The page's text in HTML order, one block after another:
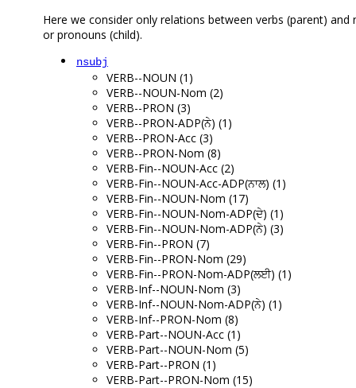
Here we consider only relations between verbs (parent) and
or pronouns (child).
nsubj
VERB--NOUN (1)
VERB--NOUN-Nom (2)
VERB--PRON (3)
VERB--PRON-ADP(ਨੇ) (1)
VERB--PRON-Acc (3)
VERB--PRON-Nom (8)
VERB-Fin--NOUN-Acc (2)
VERB-Fin--NOUN-Acc-ADP(ਨਾਲ) (1)
VERB-Fin--NOUN-Nom (17)
VERB-Fin--NOUN-Nom-ADP(ਦੇ) (1)
VERB-Fin--NOUN-Nom-ADP(ਨੇ) (3)
VERB-Fin--PRON (7)
VERB-Fin--PRON-Nom (29)
VERB-Fin--PRON-Nom-ADP(ਲਈ) (1)
VERB-Inf--NOUN-Nom (3)
VERB-Inf--NOUN-Nom-ADP(ਨੇ) (1)
VERB-Inf--PRON-Nom (8)
VERB-Part--NOUN-Acc (1)
VERB-Part--NOUN-Nom (5)
VERB-Part--PRON (1)
VERB-Part--PRON-Nom (15)